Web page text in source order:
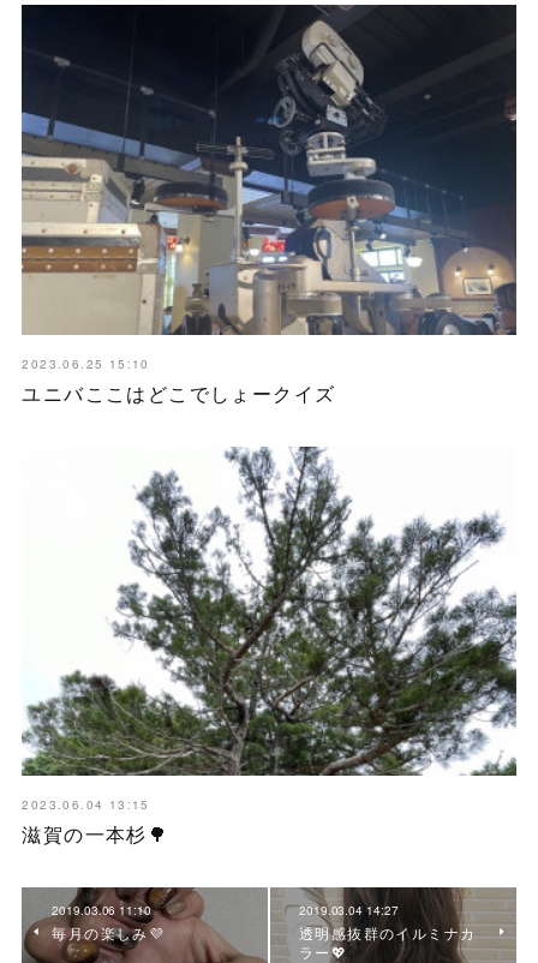
2023.06.25 15:10
ユニバここはどこでしょークイズ
2023.06.04 13:15
滋賀の一本杉🌳
2019.03.06 11:10
毎月の楽しみ💜
2019.03.04 14:27
透明感抜群のイルミナカ
ラー💖